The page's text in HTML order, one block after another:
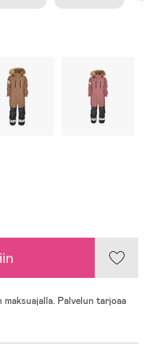
maksuajalla. Palvelun tarjoaa